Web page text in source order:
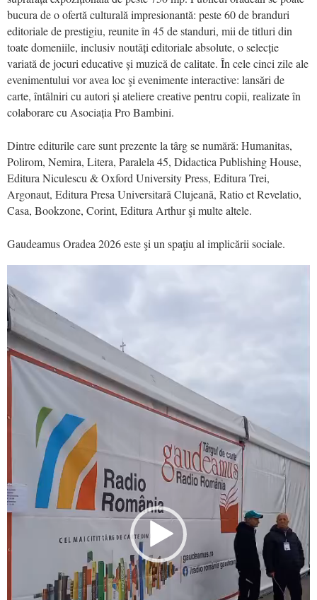
bucura de o ofertă culturală impresionantă: peste 60 de branduri
editoriale de prestigiu, reunite în 45 de standuri, mii de titluri din
toate domeniile, inclusiv noutăți editoriale absolute, o selecție
variată de jocuri educative și muzică de calitate. În cele cinci zile ale
evenimentului vor avea loc şi evenimente interactive: lansări de
carte, întâlniri cu autori și ateliere creative pentru copii, realizate în
colaborare cu Asociația Pro Bambini.
Dintre editurile care sunt prezente la târg se numără: Humanitas,
Polirom, Nemira, Litera, Paralela 45, Didactica Publishing House,
Editura Niculescu & Oxford University Press, Editura Trei,
Argonaut, Editura Presa Universitară Clujeană, Ratio et Revelatio,
Casa, Bookzone, Corint, Editura Arthur şi multe altele.
Gaudeamus Oradea 2026 este şi un spaţiu al implicării sociale.
Player